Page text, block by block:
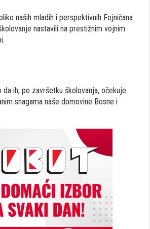
naših mladih i perspektivnih Fojničana
nastavili na prestižnim vojnim
da ih, po završetku školovanja, očekuje
snagama naše domovine Bosne i